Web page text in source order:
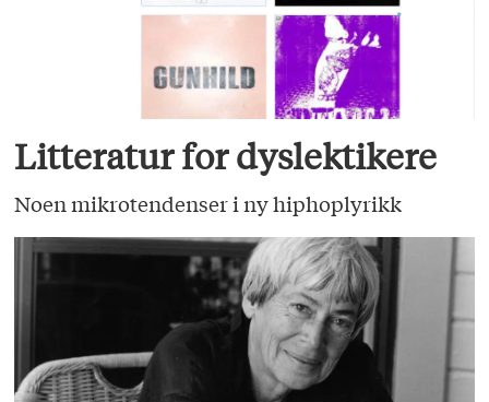
Litteratur for dyslektikere
Noen mikrotendenser i ny hiphoplyrikk